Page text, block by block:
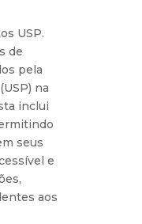
USP.
de
pela
na
inclui
seus
e
aos